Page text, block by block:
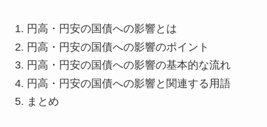
円高・円安の国債への影響とは
円高・円安の国債への影響のポイント
円高・円安の国債への影響の基本的な流れ
円高・円安の国債への影響と関連する用語
まとめ